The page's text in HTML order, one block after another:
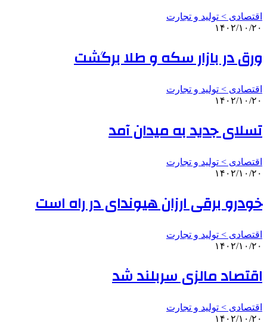
اقتصادی > تولید و تجارت
۱۴۰۲/۱۰/۲۰
ورق در بازار سکه و طلا برگشت
اقتصادی > تولید و تجارت
۱۴۰۲/۱۰/۲۰
تسلای جدید به میدان آمد
اقتصادی > تولید و تجارت
۱۴۰۲/۱۰/۲۰
خودرو برقی ارزان هیوندای در راه است
اقتصادی > تولید و تجارت
۱۴۰۲/۱۰/۲۰
اقتصاد مالزی سربلند شد
اقتصادی > تولید و تجارت
۱۴۰۲/۱۰/۲۰